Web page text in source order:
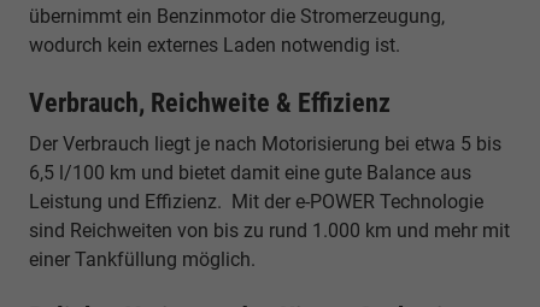
übernimmt ein Benzinmotor die Stromerzeugung,
wodurch kein externes Laden notwendig ist.
Verbrauch, Reichweite & Effizienz
Der Verbrauch liegt je nach Motorisierung bei etwa 5 bis
6,5 l/100 km und bietet damit eine gute Balance aus
Leistung und Effizienz. Mit der e-POWER Technologie
sind Reichweiten von bis zu rund 1.000 km und mehr mit
einer Tankfüllung möglich.